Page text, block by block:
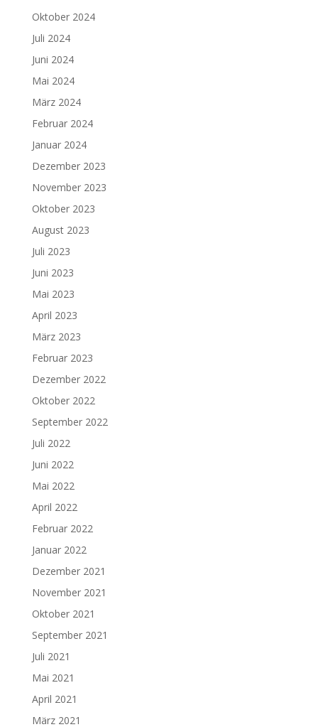
Oktober 2024
Juli 2024
Juni 2024
Mai 2024
März 2024
Februar 2024
Januar 2024
Dezember 2023
November 2023
Oktober 2023
August 2023
Juli 2023
Juni 2023
Mai 2023
April 2023
März 2023
Februar 2023
Dezember 2022
Oktober 2022
September 2022
Juli 2022
Juni 2022
Mai 2022
April 2022
Februar 2022
Januar 2022
Dezember 2021
November 2021
Oktober 2021
September 2021
Juli 2021
Mai 2021
April 2021
März 2021